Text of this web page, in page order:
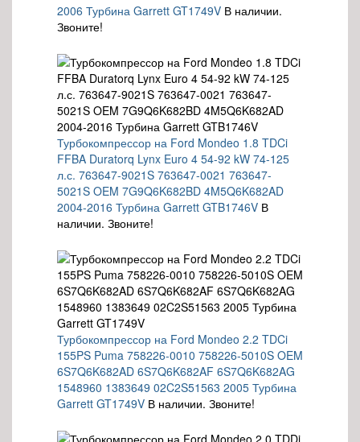
2006 Турбина Garrett GT1749V В наличии.
Звоните!
Турбокомпрессор на Ford Mondeo 1.8 TDCi
FFBA Duratorq Lynx Euro 4 54-92 kW 74-125
л.с. 763647-9021S 763647-0021 763647-
5021S OEM 7G9Q6K682BD 4M5Q6K682AD
2004-2016 Турбина Garrett GTB1746V В
наличии. Звоните!
Турбокомпрессор на Ford Mondeo 2.2 TDCi
155PS Puma 758226-0010 758226-5010S OEM
6S7Q6K682AD 6S7Q6K682AF 6S7Q6K682AG
1548960 1383649 02C2S51563 2005 Турбина
Garrett GT1749V В наличии. Звоните!